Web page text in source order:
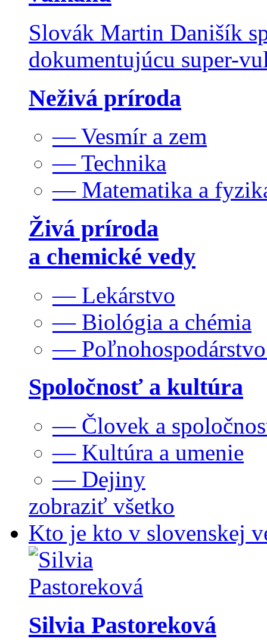
Slovák Martin Danišík
dokumentujúcu super-
Neživá príroda
— Vesmír a zem
— Technika
— Matematika a
Živá príroda
a chemické vedy
— Lekárstvo
— Biológia a chémia
—
Spoločnosť a kultúra
— Človek a
— Kultúra a umenie
— Dejiny
zobraziť všetko
Kto je kto v slovenskej
Silvia Pastoreková